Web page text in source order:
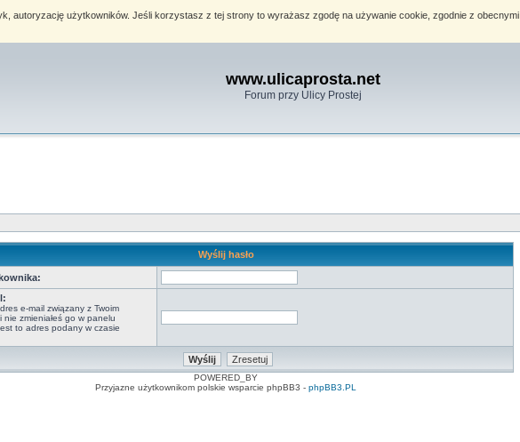
autoryzację użytkowników. Jeśli korzystasz z tej strony to wyrażasz zgodę na używanie cookie, zgodnie z obecnymi
www.ulicaprosta.net
Forum przy Ulicy Prostej
Wyślij hasło
e-mail związany z Twoim
nie zmieniałeś go w panelu
to adres podany w czasie
POWERED_BY
Przyjazne użytkownikom polskie wsparcie phpBB3 - phpBB3.PL